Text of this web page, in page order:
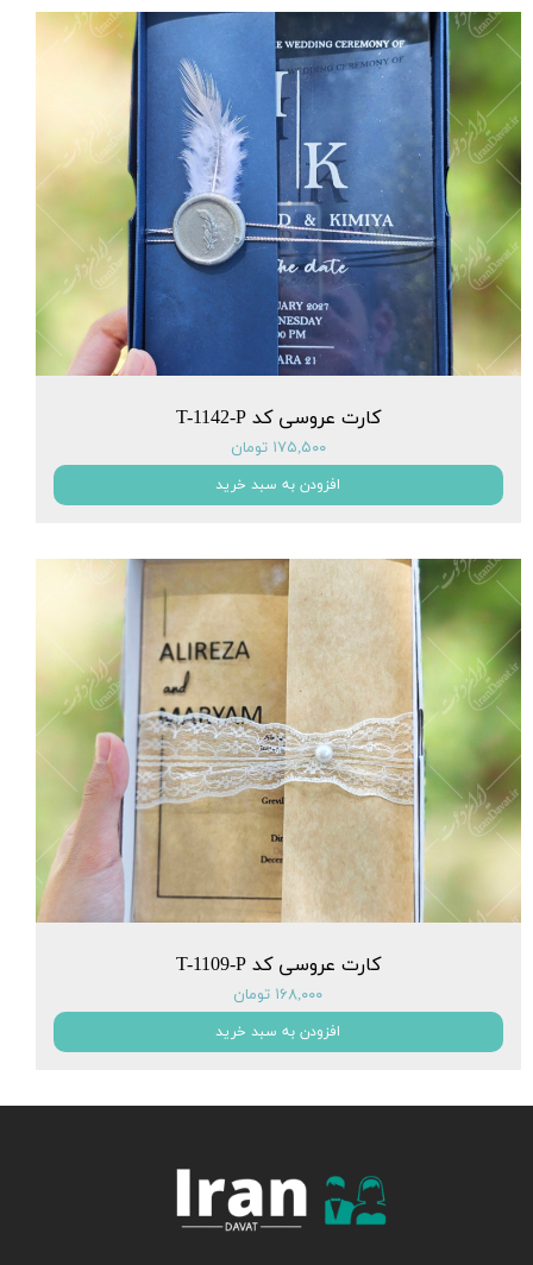
کارت عروسی کد T-1142-P
۱۷۵,۵۰۰ تومان
افزودن به سبد خرید
کارت عروسی کد T-1109-P
۱۶۸,۰۰۰ تومان
افزودن به سبد خرید